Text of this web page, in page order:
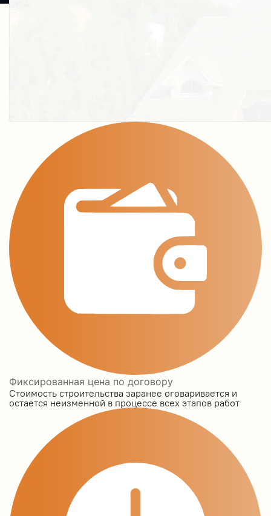
Фиксированная цена по договору
Стоимость строительства заранее оговаривается и
остаётся неизменной в процессе всех этапов работ